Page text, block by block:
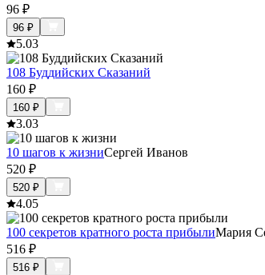
96 ₽
96 ₽
5.03
108 Буддийских Сказаний
160 ₽
160 ₽
3.03
10 шагов к жизниСергей Иванов
520 ₽
520 ₽
4.05
100 секретов кратного роста прибылиМария
516 ₽
516 ₽